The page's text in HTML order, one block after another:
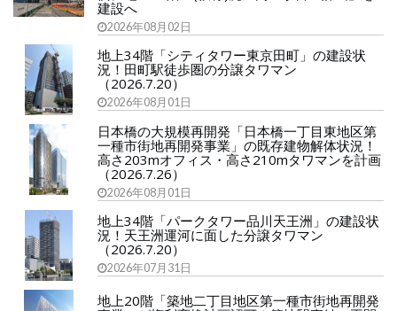
建設へ
2026年08月02日
地上34階「シティタワー東京田町」の建設状
況！田町駅徒歩圏の分譲タワマン
（2026.7.20）
2026年08月01日
日本橋の大規模再開発「日本橋一丁目東地区第
一種市街地再開発事業」の既存建物解体状況！
高さ203mオフィス・高さ210mタワマンを計画
（2026.7.26）
2026年08月01日
地上34階「パークタワー品川天王洲」の建設状
況！天王洲運河に面した分譲タワマン
（2026.7.20）
2026年07月31日
地上20階「築地二丁目地区第一種市街地再開発